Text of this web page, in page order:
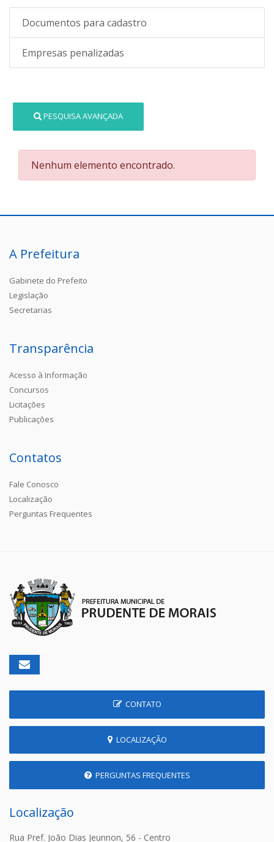
Documentos para cadastro
Empresas penalizadas
PESQUISA AVANÇADA
Nenhum elemento encontrado.
A Prefeitura
Gabinete do Prefeito
Legislação
Secretarias
Transparência
Acesso à Informação
Concursos
Licitações
Publicações
Contatos
Fale Conosco
Localização
Perguntas Frequentes
CONTATO
LOCALIZAÇÃO
PERGUNTAS FREQUENTES
Localização
Rua Pref. João Dias Jeunnon, 56 - Centro